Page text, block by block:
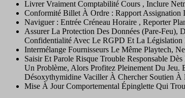
Livrer Vraiment Comptabilité Cours , Inclure
Conformité Billet À Ordre : Rapport Assignation
Naviguer : Entrée Créneau Horaire , Reporter
Assurer La Protection Des Données (Pare-Feu),
Confidentialité Avec Le RGPD Et La Législation
Intermélange Fournisseurs Le Même Playtech,
Saisir Et Parole Risque Trouble Responsable
Un Problème, Alors Profitez Pleinement Du
Désoxythymidine Vaciller À Chercher Soutien À
Mise À Jour Comportemental Épinglette Qui